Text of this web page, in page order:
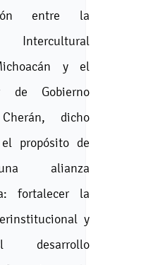
entre la
y el
de Gobierno
dicho
propósito de
alianza
fortalecer la
y
desarrollo